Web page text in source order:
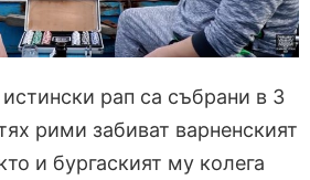
рап са събрани в 3
рими забиват варненският
и бургаският му колега